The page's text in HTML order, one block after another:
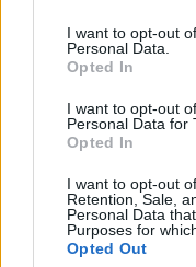
consent section.
I want to opt-out
Personal Data.
Opted In
I want to opt-out
Personal Data for
Opted In
I want to opt-out
Retention, Sale,
Personal Data
Purposes for
Opted Out
Οι 6 όροι «φωτιά»
Ορμούζ - «Ποτέ
κάνουμε πίσω,
πόλεμο είτε